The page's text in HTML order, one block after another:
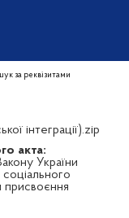
за реквізитами
інтеграції).zip
акта:
України
соціального